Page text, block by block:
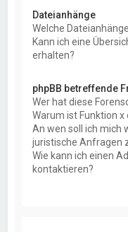
Dateianhänge
Welche
Kann ich eine
erhalten?
phpBB betreffende
Wer hat diese
Warum ist Funktion
An wen soll ich mich
juristische Anfragen
Wie kann ich einen
kontaktieren?